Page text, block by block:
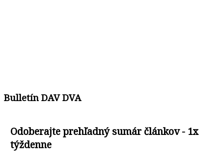
Bulletín DAV DVA
Odoberajte prehľadný sumár článkov - 1x
týždenne